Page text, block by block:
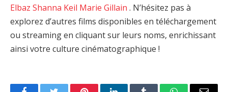
Elbaz Shanna Keil Marie Gillain . N’hésitez pas à
explorez d’autres films disponibles en téléchargement
ou streaming en cliquant sur leurs noms, enrichissant
ainsi votre culture cinématographique !